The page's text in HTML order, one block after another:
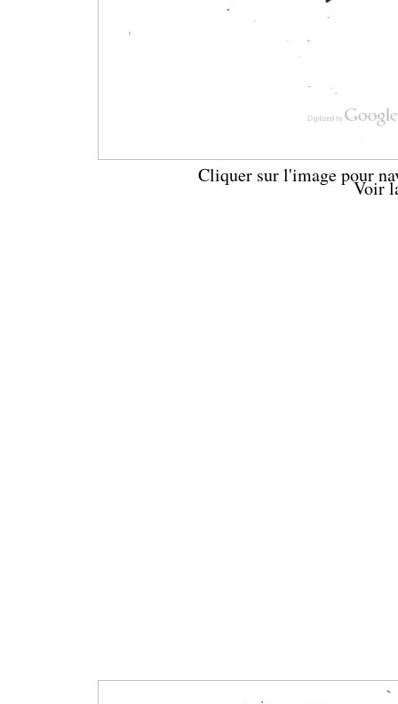
Cliquer sur l'image pour
Voir